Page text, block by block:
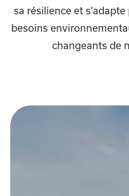
sa résilience et
besoins
changeants de